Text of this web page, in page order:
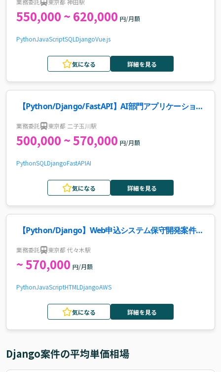
業務委託 東京都 神田駅
550,000 ~ 620,000 円/月額
PythonJavaScriptSQL DjangoVue.js
気になる 詳細を見る
【Python/Django/FastAPI】AI部門アプリケーション
業務委託 東京都 二子玉川駅
500,000 ~ 570,000 円/月額
PythonSQL DjangoFastAPIAI
気になる 詳細を見る
【Python/Django】Web申込システム保守開発案件・
業務委託 東京都 代々木駅
~ 570,000 円/月額
PythonJavaScriptHTML DjangoAWS
気になる 詳細を見る
Django案件の平均単価相場